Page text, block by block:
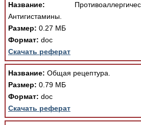
Название:
Антигистамины.
Размер: 0.27 МБ
Формат: doc
Скачать реферат
Название: Общая рецептура.
Размер: 0.79 МБ
Формат: doc
Скачать реферат